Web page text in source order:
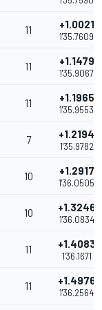
11 +1.0021
1'35.7609
11 +1.1479
1'35.9067
11 +1.1965
1'35.9553
7 +1.2194
1'35.9782
10 +1.2917
1'36.0505
10 +1.3246
1'36.0834
11 +1.4083
1'36.1671
11 +1.4976
1'36.2564